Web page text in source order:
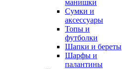
манишки
Сумки и
аксессуары
Топы и
футболки
Шапки и береты
Шарфы и
палантины